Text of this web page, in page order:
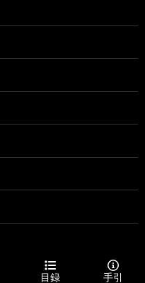
目録 手引